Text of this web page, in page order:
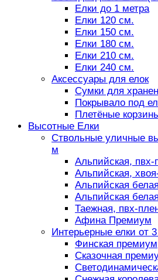
Елки до 1 метра
Елки 120 см.
Елки 150 см.
Елки 180 см.
Елки 210 см.
Елки 240 см.
Аксессуары для елок
Сумки для
Покрывало под
Плетёные
Высотные Елки
Ствольные уличные
м
Альпийская, пвх-
Альпийская,
Альпийская
Альпийская
Таежная, пвх-
Афина Премиум
Интерьерные елки от
Финская премиум
Сказочная